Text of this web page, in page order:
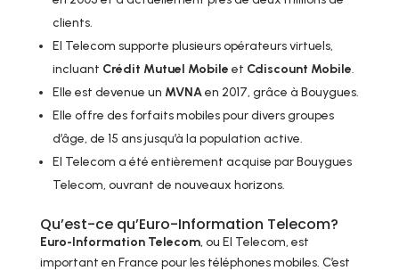
clients.
EI Telecom supporte plusieurs opérateurs virtuels,
incluant Crédit Mutuel Mobile et Cdiscount Mobile.
Elle est devenue un MVNAen 2017, grâce à Bouygues.
Elle offre des forfaits mobiles pour divers groupes
d’âge, de 15 ans jusqu’à la population active.
EI Telecom a été entièrement acquise par Bouygues
Telecom, ouvrant de nouveaux horizons.
Qu’est-ce qu’Euro-Information Telecom?
Euro-Information Telecom, ou EI Telecom, est
important en France pour les téléphones mobiles. C’est